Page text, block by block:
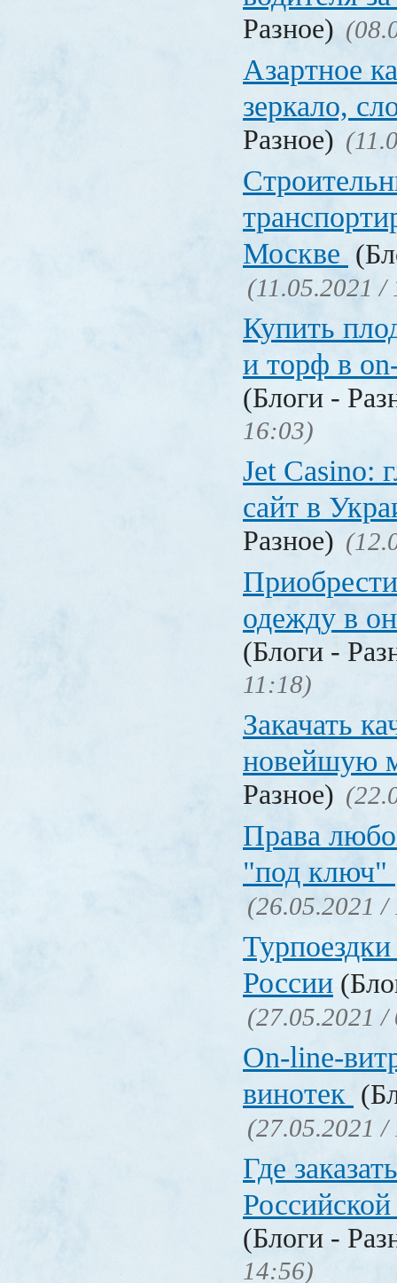
Разное)
Азартное
зеркало,
Разное)
Москве
(11.05.2021 /
Купить
и торф в
(Блоги -
16:03)
Jet Сasino:
сайт в
Разное)
одежду в
(Блоги -
11:18)
Закачать
новейшую
Разное)
Права
"под ключ"
(26.05.2021 /
России
(27.05.2021 /
On-line-
винотек
(27.05.2021 /
Где
(Блоги -
14:56)